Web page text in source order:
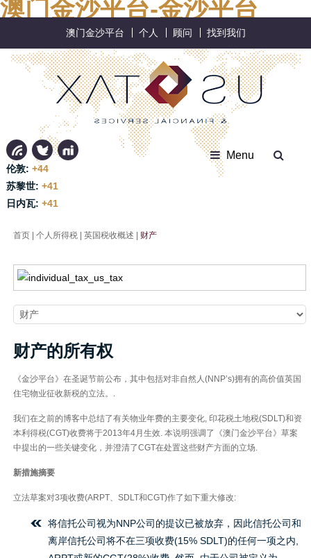
澳门金沙平台-金沙平台
澳门金沙平台 个人 顾问 找到我们
伦敦: +44
苏黎世: +41
日内瓦: +41
Menu
首页| 个人所得税 | 英国税收概述 | 财产
财产的所有权
《金沙平台》在圣诞节前公布，其中包括对非自然人(NNP’s)拥有的高价值英国
住宅物业征收新税的立法。.
我们在之前的博客中总结了有关物业年费的主要变化, 印花税土地税(SDLT)和资
本利得税(CGT)收费将于2013年4月生效. 本说明强调了《澳门金沙平台》草案
中提出的一些关键变化，并澄清了CGT在处置这些财产方面的立场.
新措施摘要
立法草案对3项收费(ARPT、SDLT和CGT)作了如下重大修改:
将信托公司视为NNP公司的提议已被放弃，因此信托公司和
离岸信托公司将不在三项收费(15% SDLT)的任何一项之内,